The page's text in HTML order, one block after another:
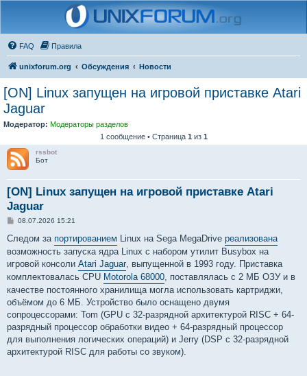
FAQ Правила
unixforum.org Обсуждения Новости
[ON] Linux запущен на игровой приставке Atari
Jaguar
Модератор: Модераторы разделов
1 сообщение • Страница 1 из 1
rssbot
Бот
[ON] Linux запущен на игровой приставке Atari
Jaguar
С
о
щ
е
н
и
08.07.2026 15:21
Следом за портированием Linux на Sega MegaDrive реализована
возможность запуска ядра Linux с набором утилит Busybox на
игровой консоли Atari Jaguar, выпущенной в 1993 году. Приставка
комплектовалась CPU Motorola 68000, поставлялась с 2 МБ ОЗУ и в
качестве постоянного хранилища могла использовать картриджи,
объёмом до 6 МБ. Устройство было оснащено двумя
сопроцессорами: Tom (GPU c 32-разрядной архитектурой RISC + 64-
разрядный процессор обработки видео + 64-разрядный процессор
для выполнения логических операций) и Jerry (DSP с 32-разрядной
архитектурой RISC для работы со звуком).